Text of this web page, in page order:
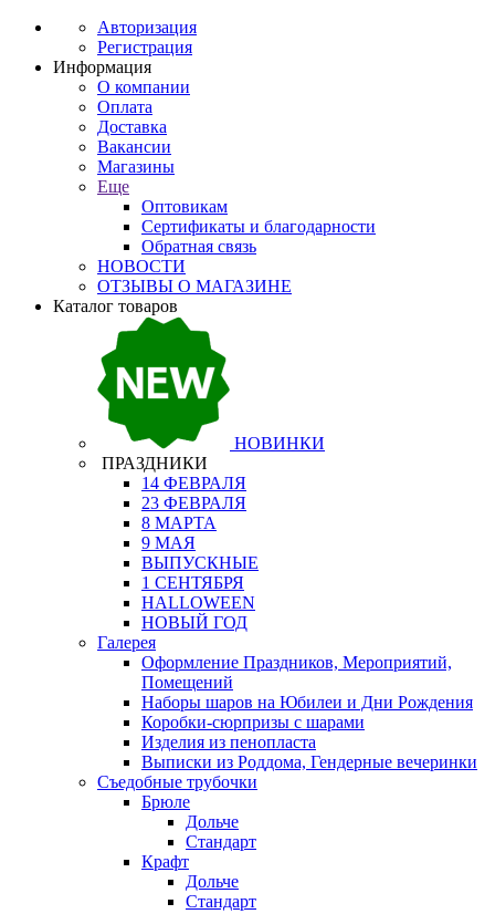
Авторизация
Регистрация
Информация
О компании
Оплата
Доставка
Вакансии
Магазины
Еще
Оптовикам
Сертификаты и благодарности
Обратная связь
НОВОСТИ
ОТЗЫВЫ О МАГАЗИНЕ
Каталог товаров
НОВИНКИ
ПРАЗДНИКИ
14 ФЕВРАЛЯ
23 ФЕВРАЛЯ
8 МАРТА
9 МАЯ
ВЫПУСКНЫЕ
1 СЕНТЯБРЯ
HALLOWEEN
НОВЫЙ ГОД
Галерея
Оформление Праздников, Мероприятий,
Помещений
Наборы шаров на Юбилеи и Дни Рождения
Коробки-сюрпризы с шарами
Изделия из пенопласта
Выписки из Роддома, Гендерные вечеринки
Съедобные трубочки
Брюле
Дольче
Стандарт
Крафт
Дольче
Стандарт